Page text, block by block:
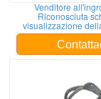
Venditore
Riconosciuta
visualizzazione
termico di riempimento
termico del